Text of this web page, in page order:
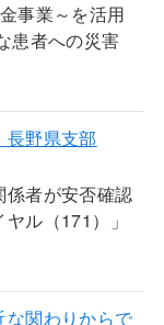
事業～を活用
患者への災害
長野県支部
係者が安否確認
ル（171）」
関わりからで